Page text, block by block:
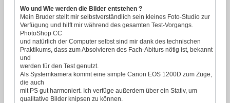
Wo und Wie werden die Bilder entstehen ?
Mein Bruder stellt mir selbstverständlich sein kleines Foto-Studio zur
Verfügung und hilft mir während des gesamten Test-Vorgangs.
PhotoShop CC
und natürlich der Computer selbst sind mir dank des technischen
Praktikums, dass zum Absolvieren des Fach-Abiturs nötig ist, bekannt
und
werden für den Test genutzt.
Als Systemkamera kommt eine simple Canon EOS 1200D zum Zuge,
die auch
mit PS gut harmoniert. Ich verfüge außerdem über ein Stativ, um
qualitative Bilder knipsen zu können.